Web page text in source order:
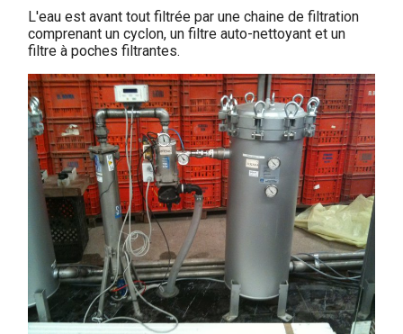
L'eau est avant tout filtrée par une chaine de filtration
comprenant un cyclon, un filtre auto-nettoyant et un
filtre à poches filtrantes.